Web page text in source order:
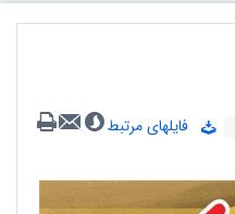
فایلهای مرتبط